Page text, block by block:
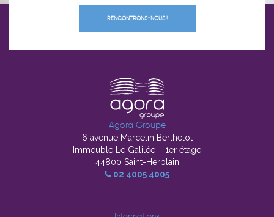
RENCONTRONS-NOUS !
Agora Groupe
6 avenue Marcelin Berthelot
Immeuble Le Galilée – 1er étage
44800 Saint-Herblain
02 4005 4005